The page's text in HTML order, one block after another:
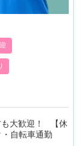
も大歓迎！ 【休
自転車通勤